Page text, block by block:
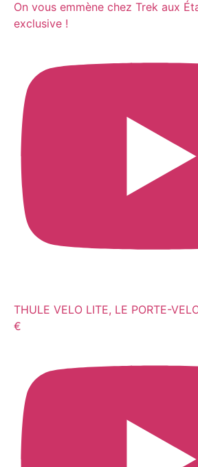
On vous emmène chez Trek aux
exclusive !
THULE VELO LITE, LE PORTE-
€